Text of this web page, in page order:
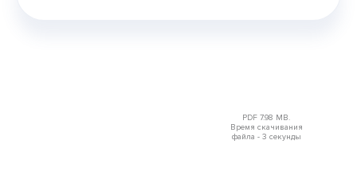
PDF 7.98 MB.
Время скачивания
файла - 3 секунды